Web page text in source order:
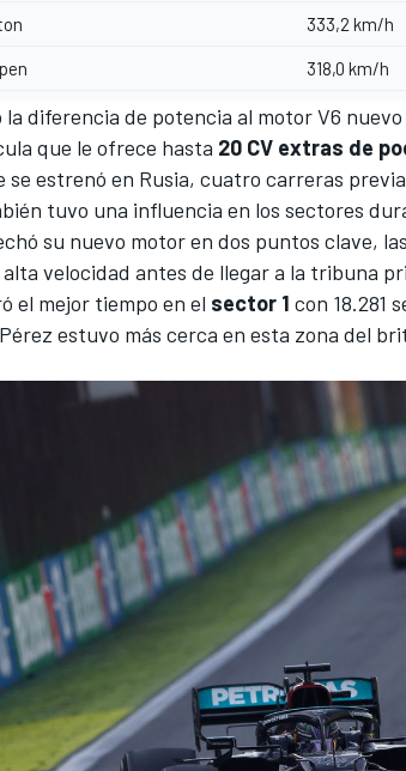
333,2 km/h
318,0 km/h
diferencia de potencia al motor V6
que le ofrece hasta 20 CV extras de
estrenó en Rusia, cuatro carreras
tuvo una influencia en los sectores
su nuevo motor en dos puntos clave,
velocidad antes de llegar a la tribuna
el mejor tiempo en el sector 1 con 18.281
estuvo más cerca en esta zona del